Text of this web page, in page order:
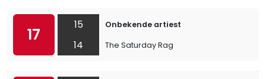
17
15
14
Onbekende artiest
The Saturday Rag